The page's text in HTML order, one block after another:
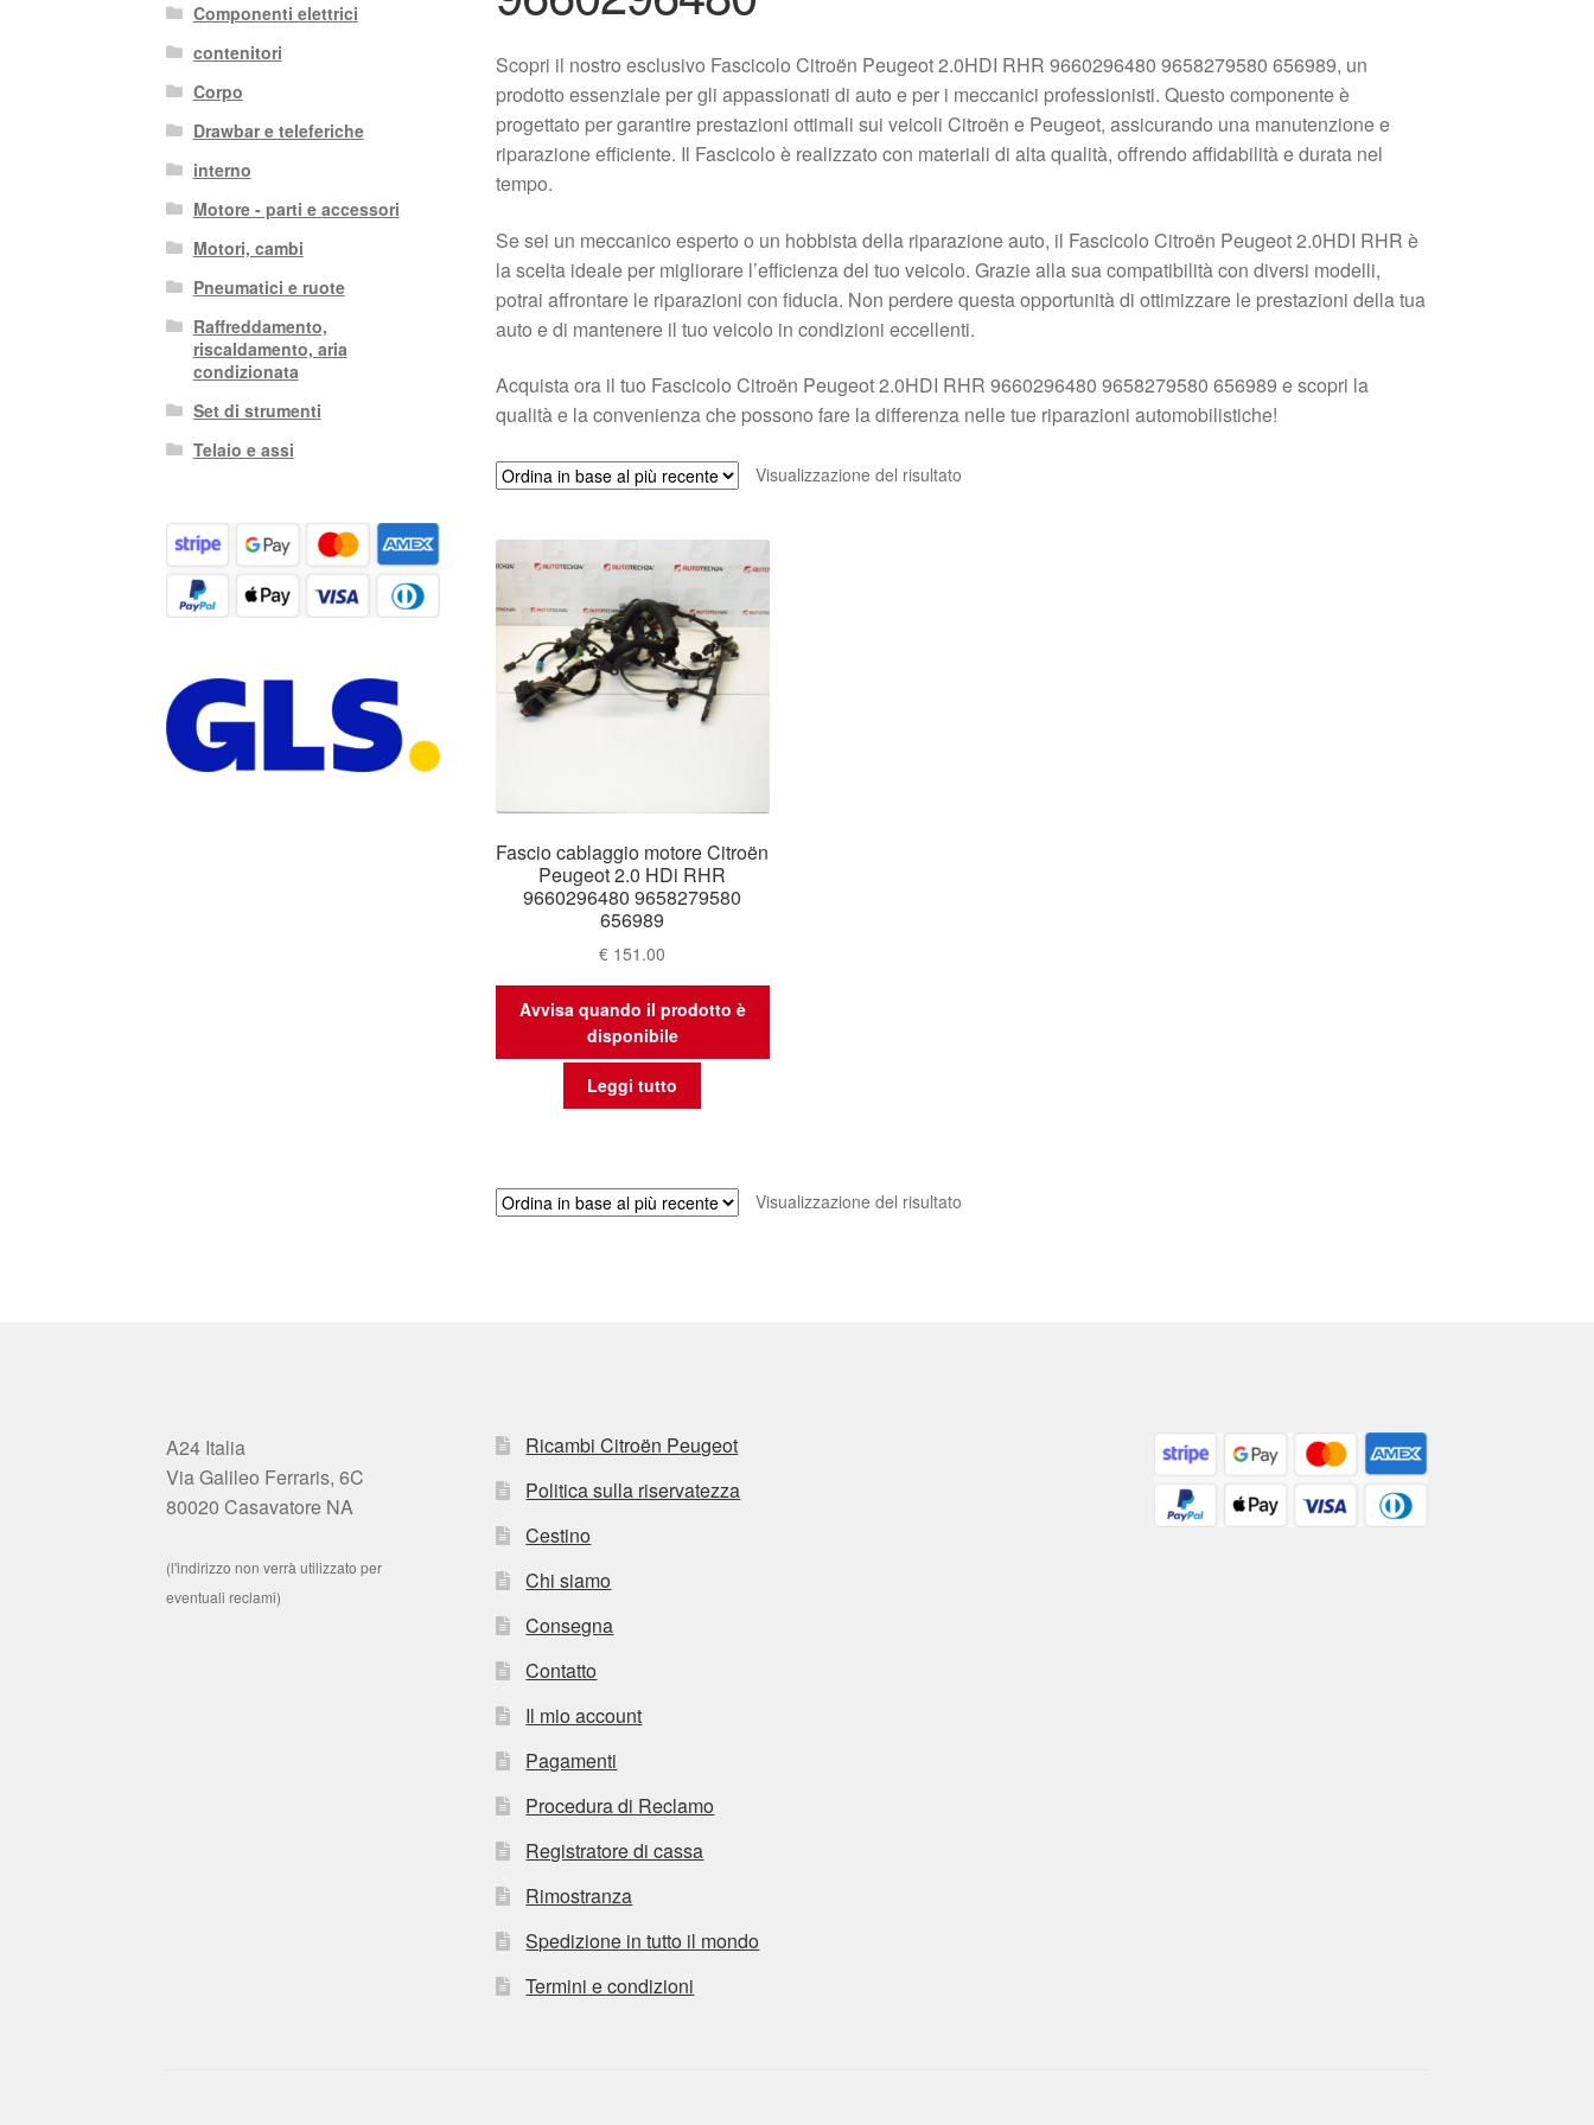
Scopri il nostro esclusivo Fascicolo Citroën Peugeot 2.0HDI RHR 9660296480 9658279580 656989, un
prodotto essenziale per gli appassionati di auto e per i meccanici professionisti. Questo componente è
progettato per garantire prestazioni ottimali sui veicoli Citroën e Peugeot, assicurando una manutenzione e
riparazione efficiente. Il Fascicolo è realizzato con materiali di alta qualità, offrendo affidabilità e durata nel
tempo.
Se sei un meccanico esperto o un hobbista della riparazione auto, il Fascicolo Citroën Peugeot 2.0HDI RHR è
la scelta ideale per migliorare l’efficienza del tuo veicolo. Grazie alla sua compatibilità con diversi modelli,
potrai affrontare le riparazioni con fiducia. Non perdere questa opportunità di ottimizzare le prestazioni della tua
auto e di mantenere il tuo veicolo in condizioni eccellenti.
Acquista ora il tuo Fascicolo Citroën Peugeot 2.0HDI RHR 9660296480 9658279580 656989 e scopri la
qualità e la convenienza che possono fare la differenza nelle tue riparazioni automobilistiche!
Visualizzazione del risultato
Fascio cablaggio motore Citroën
Peugeot 2.0 HDi RHR
9660296480 9658279580
656989
€ 151.00
Avvisa quando il prodotto è
disponibile
Leggi tutto
Visualizzazione del risultato
Componenti elettrici
contenitori
Corpo
Drawbar e teleferiche
interno
Motore - parti e accessori
Motori, cambi
Pneumatici e ruote
Raffreddamento,
riscaldamento, aria
condizionata
Set di strumenti
Telaio e assi
A24 Italia
Via Galileo Ferraris, 6C
80020 Casavatore NA
(l'indirizzo non verrà utilizzato per
eventuali reclami)
Ricambi Citroën Peugeot
Politica sulla riservatezza
Cestino
Chi siamo
Consegna
Contatto
Il mio account
Pagamenti
Procedura di Reclamo
Registratore di cassa
Rimostranza
Spedizione in tutto il mondo
Termini e condizioni